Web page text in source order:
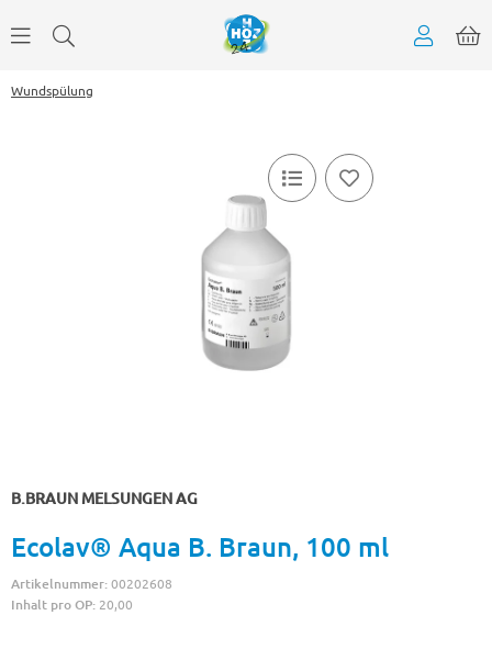
Wundspülung
B.BRAUN MELSUNGEN AG
Ecolav® Aqua B. Braun, 100 ml
Artikelnummer:00202608
Inhalt pro OP: 20,00